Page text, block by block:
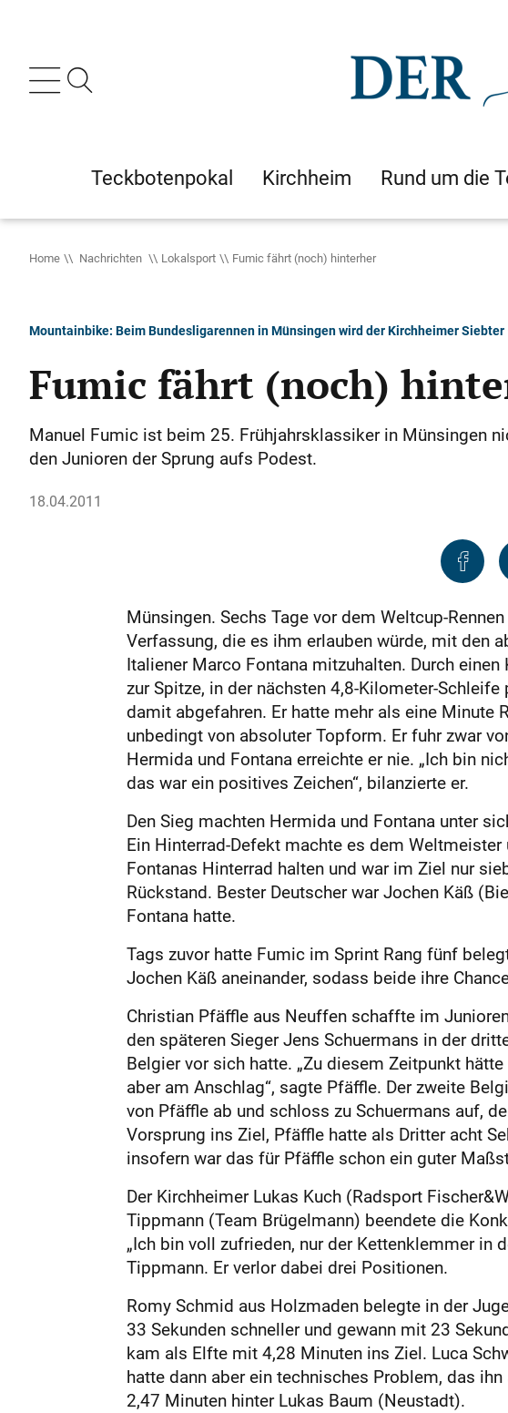
Teckbotenpokal Kirchheim Rund um die
Home Nachrichten Lokalsport Fumic fährt (noch) hinterher
Mountainbike: Beim Bundesligarennen in Münsingen wird der Kirchheimer
Fumic fährt (noch)
Manuel Fumic ist beim 25. Frühjahrsklassiker in Münsingen
den Junioren der Sprung aufs Podest.
18.04.2011
Münsingen. Sechs Tage vor dem Weltcup-
Verfassung, die es ihm erlauben würde, mit den
Italiener Marco Fontana mitzuhalten. Durch
zur Spitze, in der nächsten 4,8-Kilometer-
damit abgefahren. Er hatte mehr als eine Minute
unbedingt von absoluter Topform. Er fuhr zwar
Hermida und Fontana erreichte er nie. „Ich bin
das war ein positives Zeichen“, bilanzierte er.
Den Sieg machten Hermida und Fontana unter
Ein Hinterrad-Defekt machte es dem
Fontanas Hinterrad halten und war im Ziel nur
Rückstand. Bester Deutscher war Jochen Käß
Fontana hatte.
Tags zuvor hatte Fumic im Sprint Rang fünf
Jochen Käß aneinander, sodass beide ihre
Christian Pfäffle aus Neuffen schaffte im
den späteren Sieger Jens Schuermans in der
Belgier vor sich hatte. „Zu diesem Zeitpunkt
aber am Anschlag“, sagte Pfäffle. Der zweite
von Pfäffle ab und schloss zu Schuermans auf,
Vorsprung ins Ziel, Pfäffle hatte als Dritter acht
insofern war das für Pfäffle schon ein guter
Der Kirchheimer Lukas Kuch (Radsport
Tippmann (Team Brügelmann) beendete die
„Ich bin voll zufrieden, nur der Kettenklemmer in
Tippmann. Er verlor dabei drei Positionen.
Romy Schmid aus Holzmaden belegte in der
33 Sekunden schneller und gewann mit 23
kam als Elfte mit 4,28 Minuten ins Ziel. Luca
hatte dann aber ein technisches Problem, das
2,47 Minuten hinter Lukas Baum (Neustadt).